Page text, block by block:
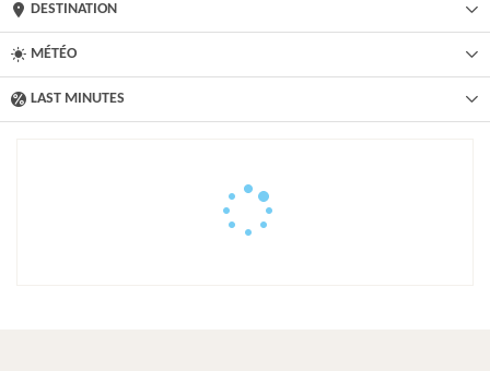
DESTINATION
MÉTÉO
LAST MINUTES